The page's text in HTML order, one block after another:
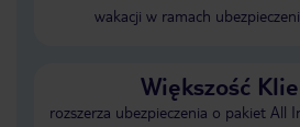
wakacji w ramach
Większość
rozszerza ubezpieczenia o pakiet All